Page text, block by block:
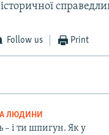
Follow us Print
ЛЮДИНИ
– і ти шпигун. Як у